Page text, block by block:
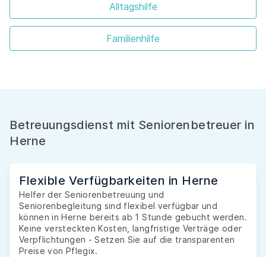
Alltagshilfe
Familienhilfe
Betreuungsdienst mit Seniorenbetreuer in
Herne
Flexible Verfügbarkeiten in Herne
Helfer der Seniorenbetreuung und
Seniorenbegleitung sind flexibel verfügbar und
können in Herne bereits ab 1 Stunde gebucht werden.
Keine versteckten Kosten, langfristige Verträge oder
Verpflichtungen - Setzen Sie auf die transparenten
Preise von Pflegix.